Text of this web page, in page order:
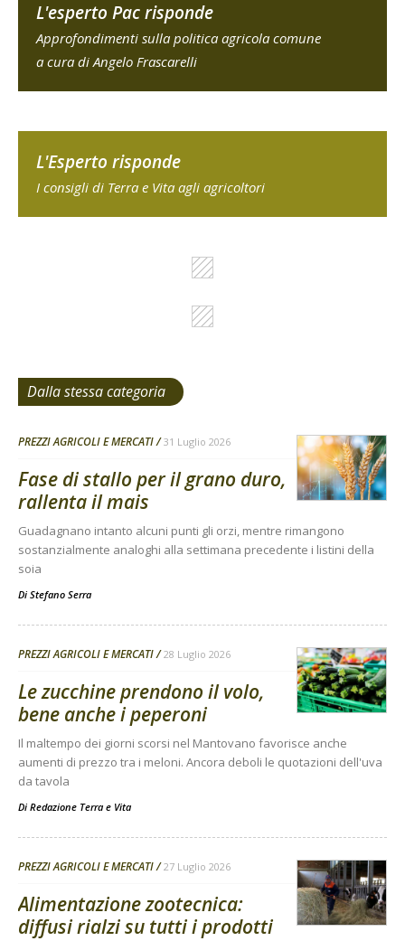
L'esperto Pac risponde
Approfondimenti sulla politica agricola comune
a cura di Angelo Frascarelli
L'Esperto risponde
I consigli di Terra e Vita agli agricoltori
Dalla stessa categoria
PREZZI AGRICOLI E MERCATI 31 Luglio 2026
Fase di stallo per il grano duro,
rallenta il mais
Guadagnano intanto alcuni punti gli orzi, mentre rimangono
sostanzialmente analoghi alla settimana precedente i listini della
soia
Di Stefano Serra
PREZZI AGRICOLI E MERCATI 28 Luglio 2026
Le zucchine prendono il volo,
bene anche i peperoni
Il maltempo dei giorni scorsi nel Mantovano favorisce anche
aumenti di prezzo tra i meloni. Ancora deboli le quotazioni dell'uva
da tavola
Di Redazione Terra e Vita
PREZZI AGRICOLI E MERCATI 27 Luglio 2026
Alimentazione zootecnica:
diffusi rialzi su tutti i prodotti